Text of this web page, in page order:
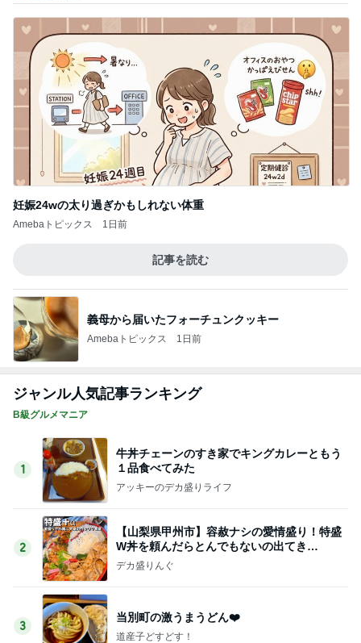
妊娠24wの太り過ぎかもしれない体重
Amebaトピックス 1日前
記事を読む
義母から届いたフォーチュンクッキー
Amebaトピックス 1日前
ジャンル人気記事ランキング
B級グルメマニア
1
牛丼チェーンのすき家でキングカレーともう
１品食べてみた
アッキーのデカ盛りライフ
2
【山梨県甲州市】容赦ナシの愛情盛り！特盛
W丼を頼んだらとんでもないの出てき
た…！〜花藤食堂さん〜
デカ盛りんぐ
3
当別町の激うまうどん❤️
道産子どすどす！